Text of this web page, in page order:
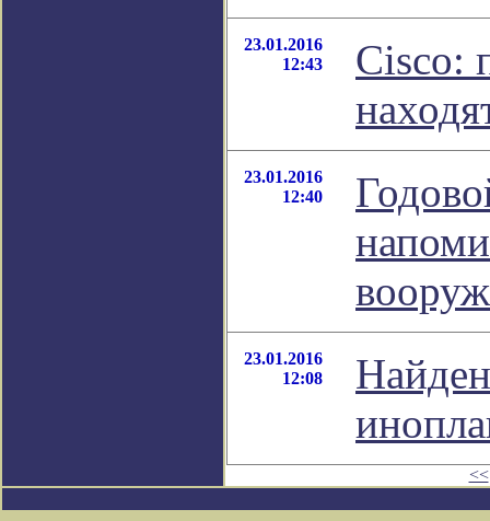
23.01.2016
12:43
Cisco:
23.01.2016
12:40
23.01.2016
12:08
<<